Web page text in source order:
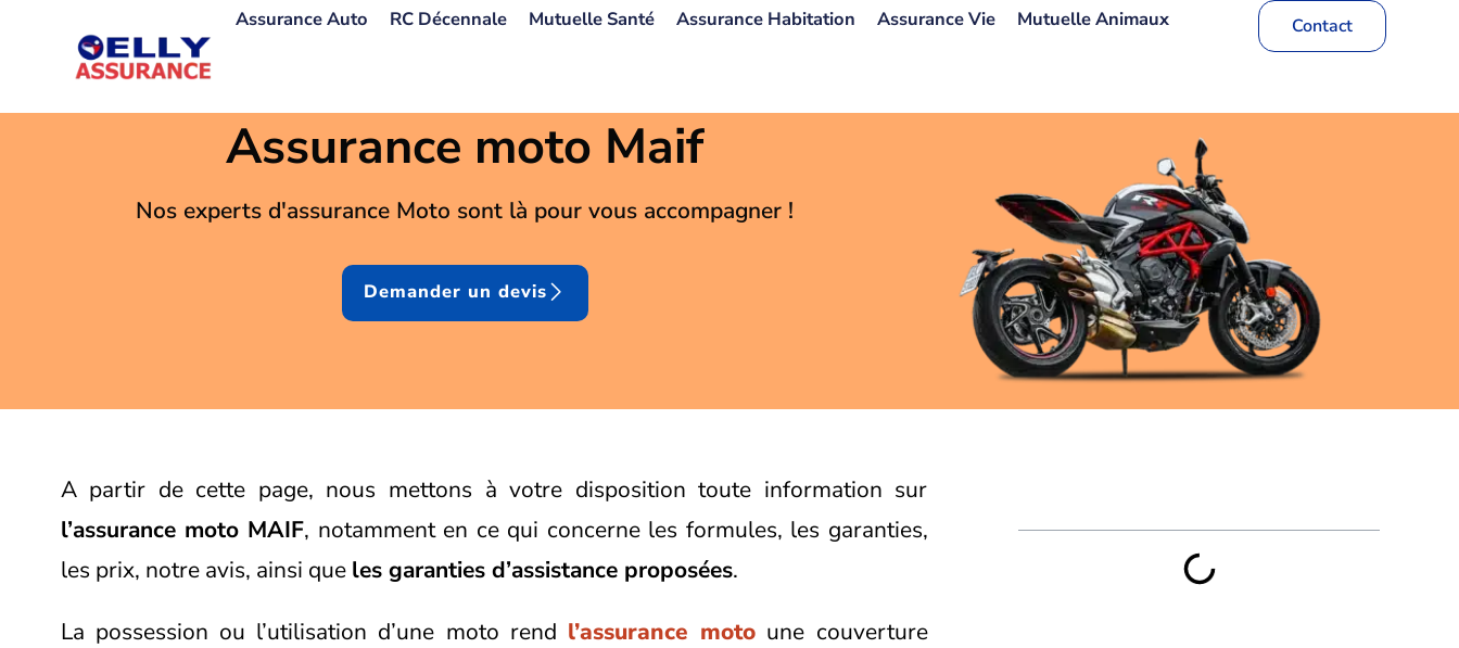
Assurance Auto RC Décennale Mutuelle Santé Assurance Habitation Assurance Vie Mutuelle Animaux Contact
Assurance moto Maif
Nos experts d'assurance Moto sont là pour vous accompagner !
Demander un devis
A partir de cette page, nous mettons à votre disposition toute information sur
l’assurance moto MAIF, notamment en ce qui concerne les formules, les garanties,
les prix, notre avis, ainsi que les garanties d’assistance proposées.
La possession ou l’utilisation d’une moto rend l’assurance moto une couverture